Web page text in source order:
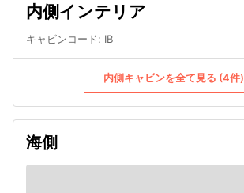
内側インテリア
キャビンコード: IB
内側キャビンを全て見る (4件)
海側